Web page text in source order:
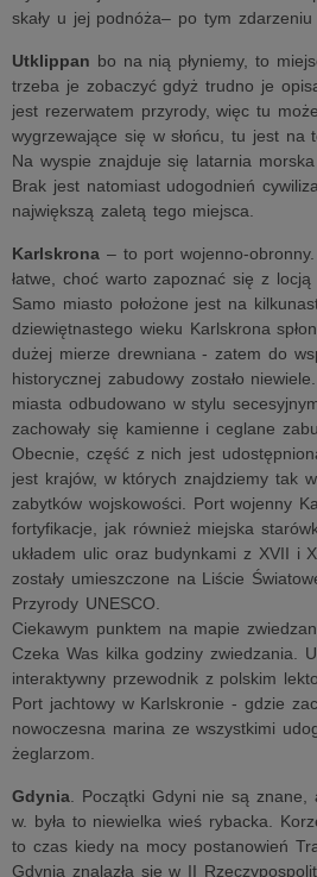
skały u jej podnóża– po tym zdarzeniu
Utklippan bo na nią płyniemy, to
trzeba je zobaczyć gdyż trudno je
jest rezerwatem przyrody, więc tu
wygrzewające się w słońcu, tu jest na
Na wyspie znajduje się latarnia
Brak jest natomiast udogodnień
największą zaletą tego miejsca.
Karlskrona – to port wojenno-
łatwe, choć warto zapoznać się z locją
Samo miasto położone jest na
dziewiętnastego wieku Karlskrona
dużej mierze drewniana - zatem do
historycznej zabudowy zostało
miasta odbudowano w stylu
zachowały się kamienne i ceglane
Obecnie, część z nich jest
jest krajów, w których znajdziemy tak
zabytków wojskowości. Port wojenny
fortyfikacje, jak również miejska
układem ulic oraz budynkami z XVII i
zostały umieszczone na Liście
Przyrody UNESCO.
Ciekawym punktem na mapie
Czeka Was kilka godziny zwiedzania.
interaktywny przewodnik z polskim
Port jachtowy w Karlskronie - gdzie
nowoczesna marina ze wszystkimi
żeglarzom.
Gdynia . Początki Gdyni nie są
w. była to niewielka wieś rybacka.
to czas kiedy na mocy postanowień
Gdynia znalazła się w II